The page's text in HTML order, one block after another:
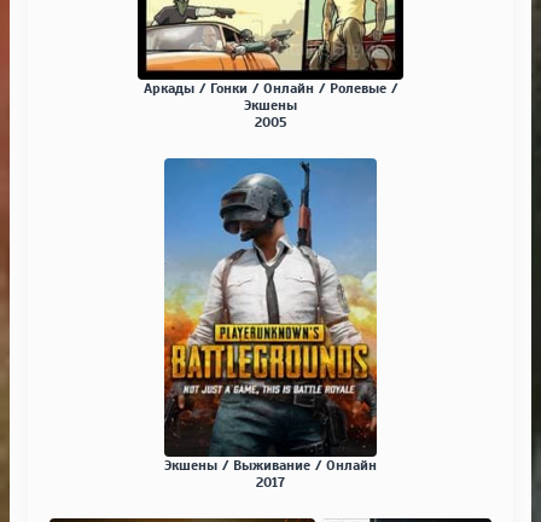
Аркады / Гонки / Онлайн / Ролевые /
Экшены
2005
Экшены / Выживание / Онлайн
2017